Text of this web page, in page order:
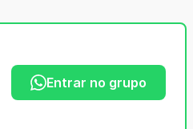
Entrar no grupo